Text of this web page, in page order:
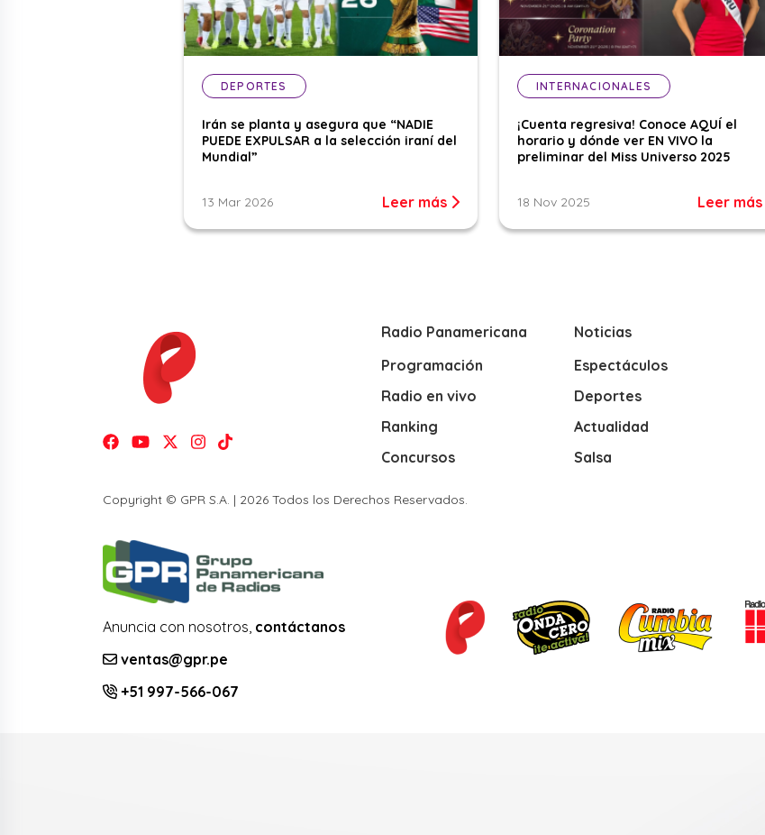
DEPORTES
Irán se planta y asegura que “NADIE
PUEDE EXPULSAR a la selección iraní del
Mundial”
13 Mar 2026 Leer más
INTERNACIONALES
¡Cuenta regresiva! Conoce AQUÍ el
horario y dónde ver EN VIVO la
preliminar del Miss Universo 2025
18 Nov 2025 Leer más
Radio Panamericana
Programación
Radio en vivo
Ranking
Concursos
Noticias
Espectáculos
Deportes
Actualidad
Salsa
Copyright © GPR S.A. | 2026 Todos los Derechos Reservados.
Anuncia con nosotros, contáctanos
ventas@gpr.pe
+51 997-566-067